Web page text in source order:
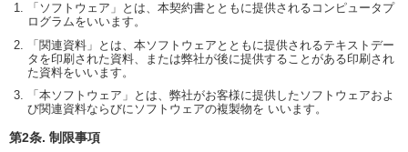
「ソフトウェア」とは、本契約書とともに提供されるコンピュータプ
ログラムをいいます。
「関連資料」とは、本ソフトウェアとともに提供されるテキストデー
タを印刷された資料、または弊社が後に提供することがある印刷され
た資料をいいます。
「本ソフトウェア」とは、弊社がお客様に提供したソフトウェアおよ
び関連資料ならびにソフトウェアの複製物を いいます。
第2条. 制限事項